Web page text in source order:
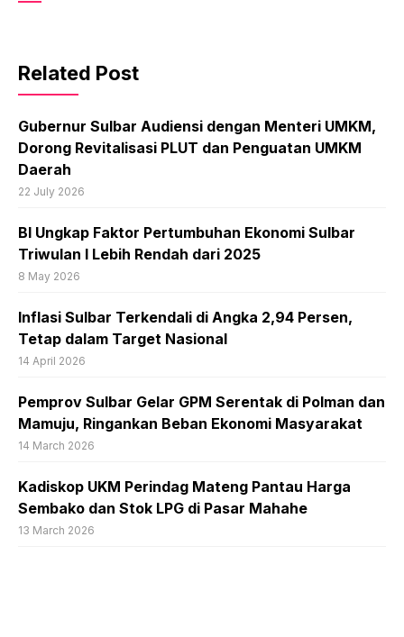
Related Post
Gubernur Sulbar Audiensi dengan Menteri UMKM,
Dorong Revitalisasi PLUT dan Penguatan UMKM
Daerah
22 July 2026
BI Ungkap Faktor Pertumbuhan Ekonomi Sulbar
Triwulan I Lebih Rendah dari 2025
8 May 2026
Inflasi Sulbar Terkendali di Angka 2,94 Persen,
Tetap dalam Target Nasional
14 April 2026
Pemprov Sulbar Gelar GPM Serentak di Polman dan
Mamuju, Ringankan Beban Ekonomi Masyarakat
14 March 2026
Kadiskop UKM Perindag Mateng Pantau Harga
Sembako dan Stok LPG di Pasar Mahahe
13 March 2026